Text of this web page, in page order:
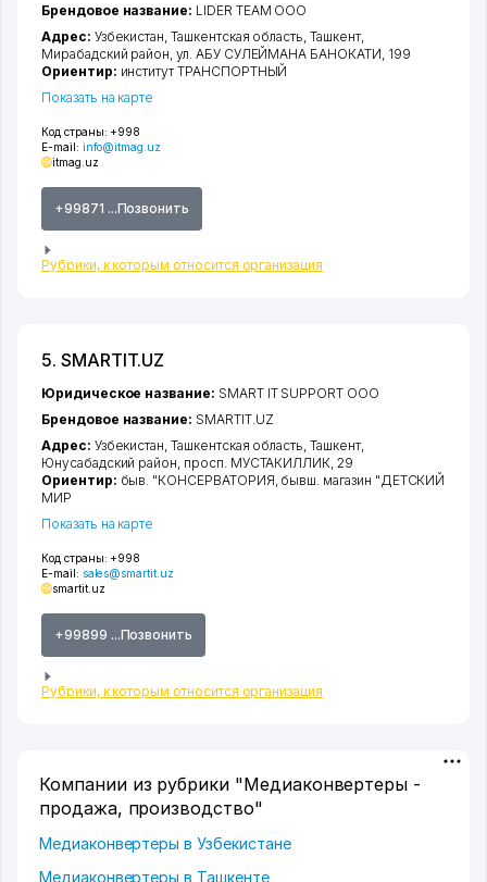
Код страны: +998
E-mail: info@itmag.uz
itmag.uz
+99871 ...Позвонить
Рубрики, к которым относится организация
Брендовое название: LIDER TEAM ООО
Адрес: Узбекистан,Ташкентская область ,Ташкент,
Мирабадский район ,ул. АБУ СУЛЕЙМАНА БАНОКАТИ , 199
Ориентир: институт ТРАНСПОРТНЫЙ
Показать на карте
5. SMARTIT.UZ
Код страны: +998
E-mail: sales@smartit.uz
smartit.uz
+99899 ...Позвонить
Рубрики, к которым относится организация
Юридическое название: SMART IT SUPPORT ООО
Брендовое название: SMARTIT.UZ
Адрес: Узбекистан,Ташкентская область ,Ташкент,
Юнусабадский район просп. МУСТАКИЛЛИК , 29
Ориентир: быв. "КОНСЕРВАТОРИЯ, бывш. магазин "ДЕТСКИЙ
МИР
Показать на карте
Компании из рубрики "Медиаконвертеры -
продажа, производство"
Медиаконвертеры в Узбекистане
Медиаконвертеры в Ташкенте